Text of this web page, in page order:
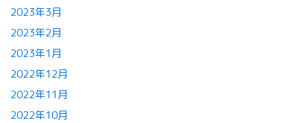
2023年3月
2023年2月
2023年1月
2022年12月
2022年11月
2022年10月